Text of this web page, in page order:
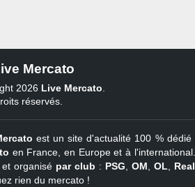
Mercato
2026 Live Mercato.
réservés.
est un site d'actualité 100 % dédié
en France, en Europe et à
organisé par club : PSG, OM, OL,
rien du mercato !